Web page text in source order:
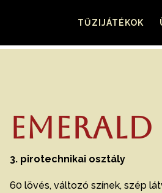
TŰZIJÁTÉKOK
3. pirotechnikai osztály
60 lövés, változó színek, szép